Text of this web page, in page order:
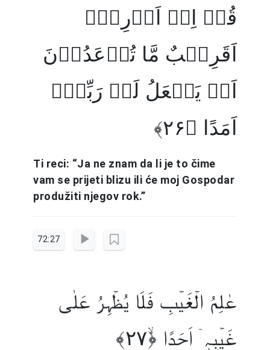
قُلۡ اِنۡ اَدۡرِیۡۤ
اَقَرِیۡبٌ مَّا تُوۡعَدُوۡنَ
اَمۡ یَجۡعَلُ لَہٗ رَبِّیۡۤ
اَمَدًا ﴿۲۶﴾
Ti reci: “Ja ne znam da li je to čime
vam se prijeti blizu ili će moj Gospodar
produžiti njegov rok.”
72:27
عٰلِمُ الۡغَیۡبِ فَلَا یُظۡہِرُ عَلٰی
غَیۡبِہٖۤ اَحَدًا ﴿ۙ۲۷﴾